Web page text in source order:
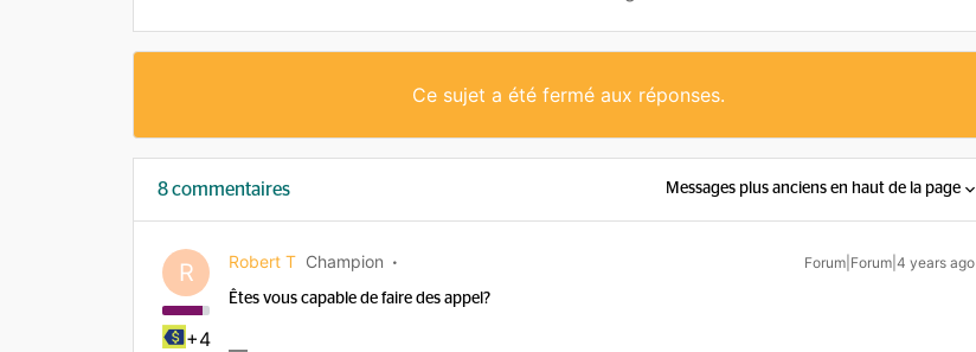
Ce sujet a été fermé aux réponses.
8 commentaires Messages plus anciens en haut de la page
R
+4
Robert T Champion Forum|Forum|4 years ago
Êtes vous capable de faire des appel?